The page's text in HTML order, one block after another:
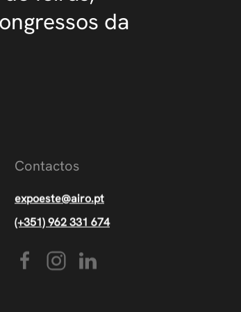
da
Contactos
expoeste@airo.pt
(+351) 962 331 674